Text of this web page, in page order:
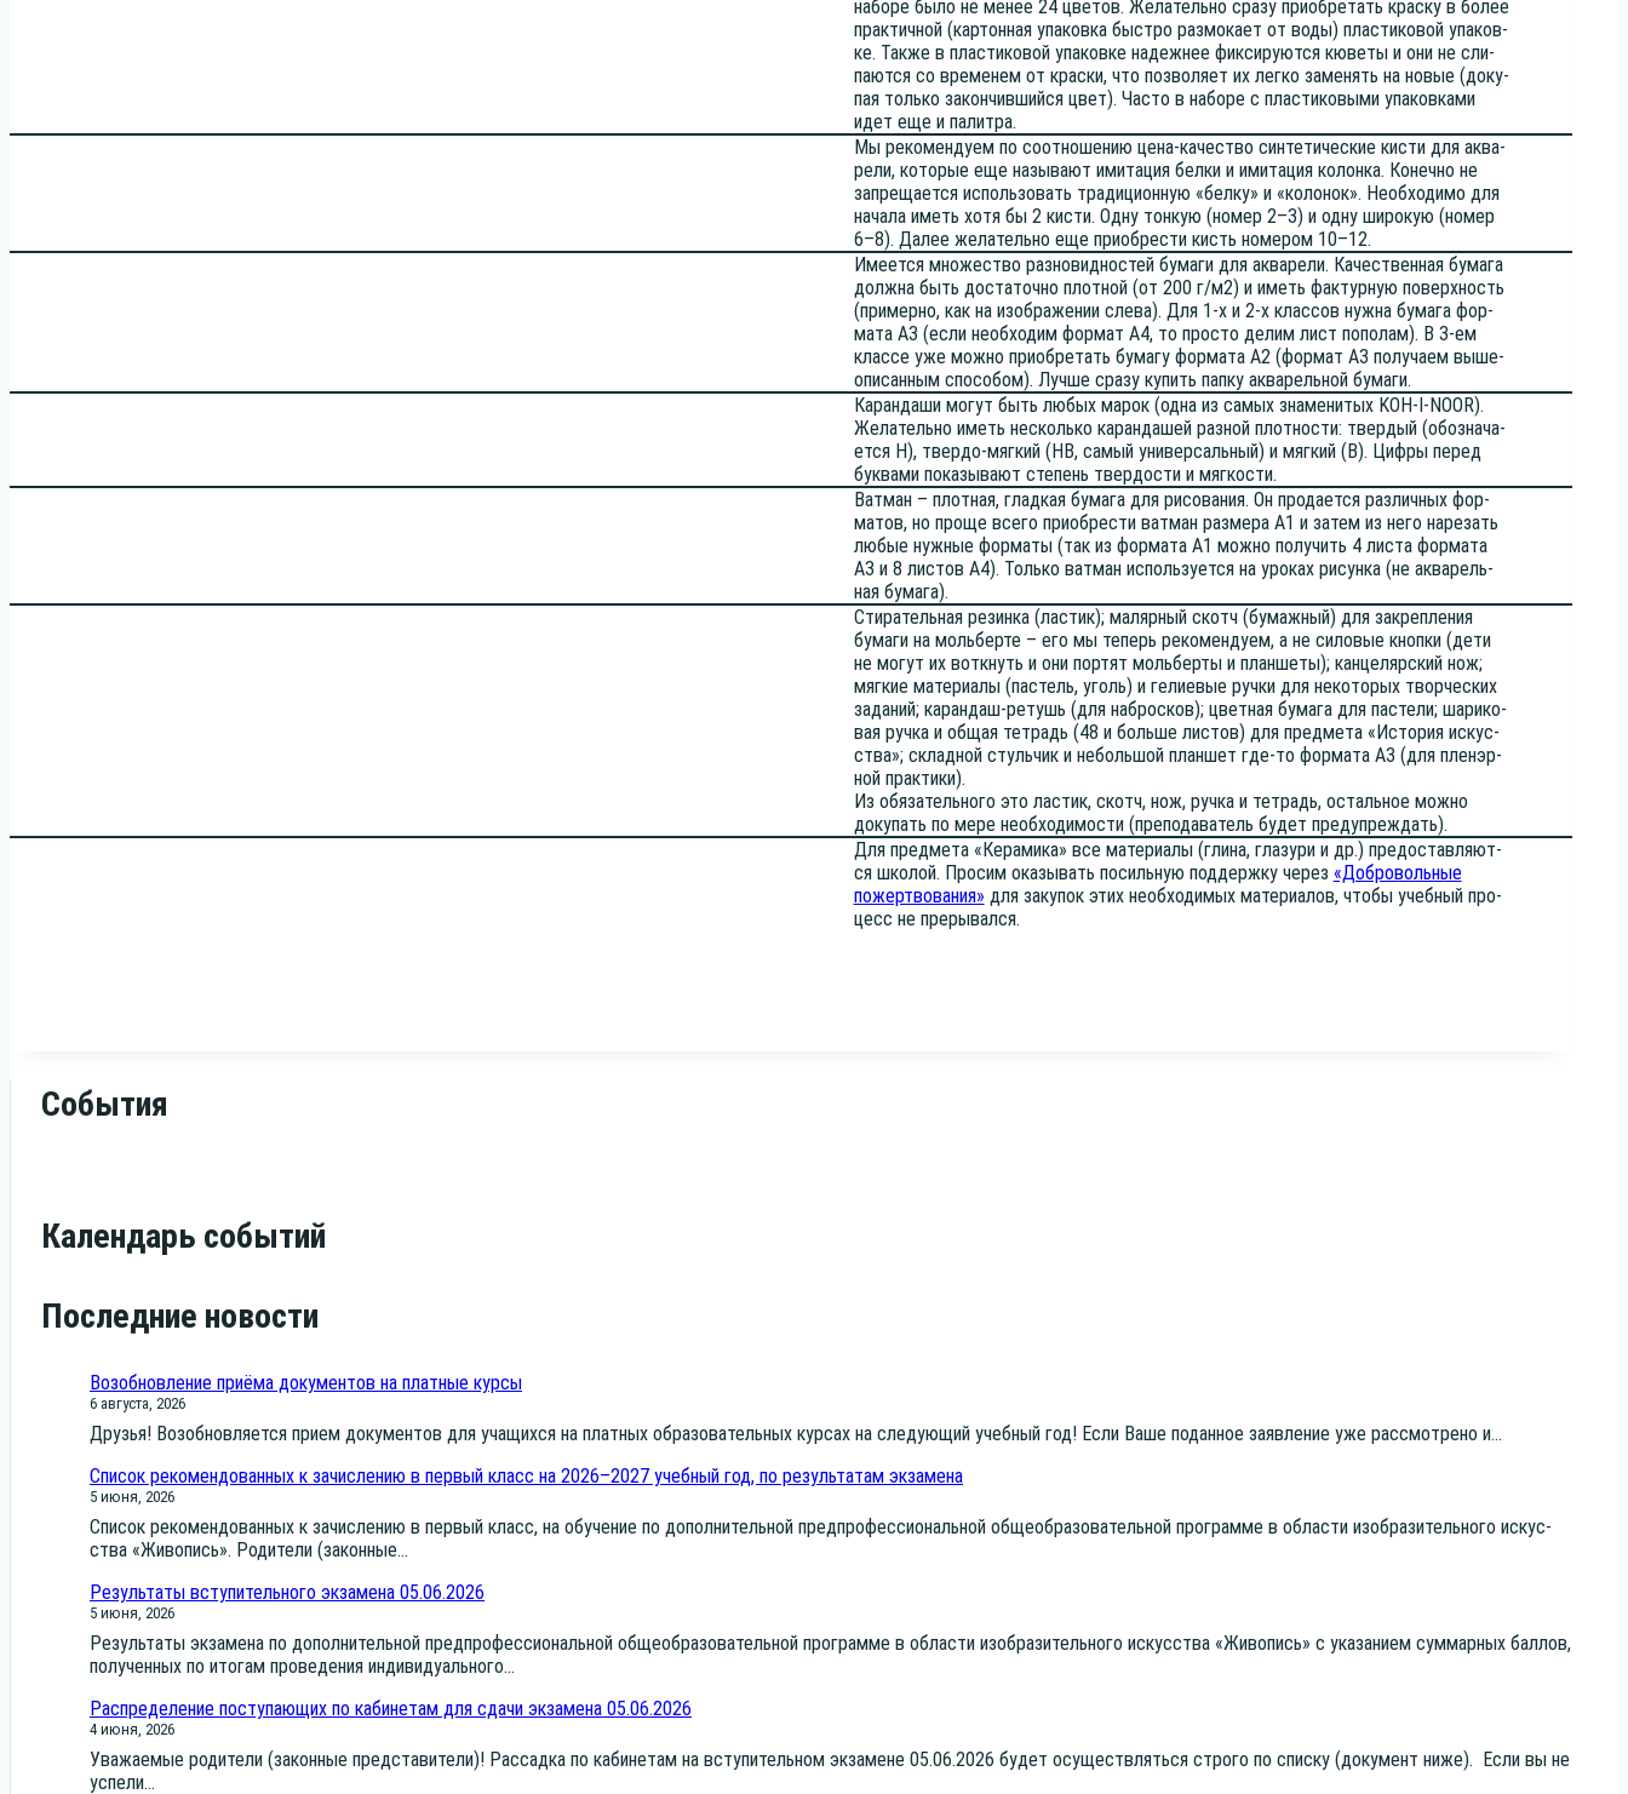
набо­ре было не менее 24 цве­тов. Жела­тель­но сра­зу при­об­ре­тать крас­ку в более
прак­тич­ной (кар­тон­ная упа­ков­ка быст­ро раз­мо­ка­ет от воды) пла­сти­ко­вой упа­ков­
ке. Так­же в пла­сти­ко­вой упа­ков­ке надеж­нее фик­си­ру­ют­ся кюве­ты и они не сли­
па­ют­ся со вре­ме­нем от крас­ки, что поз­во­ля­ет их лег­ко заме­нять на новые (доку­
пая толь­ко закон­чив­ший­ся цвет). Часто в набо­ре с пла­сти­ко­вы­ми упа­ков­ка­ми
идет еще и палитра.
Мы реко­мен­ду­ем по соот­но­ше­нию цена-каче­ство син­те­ти­че­ские кисти для аква­
ре­ли, кото­рые еще назы­ва­ют ими­та­ция бел­ки и ими­та­ция колон­ка. Конеч­но не
запре­ща­ет­ся исполь­зо­вать тра­ди­ци­он­ную «бел­ку» и «коло­нок». Необ­хо­ди­мо для
нача­ла иметь хотя бы 2 кисти. Одну тон­кую (номер 2–3) и одну широ­кую (номер
6–8). Далее жела­тель­но еще при­об­ре­сти кисть номе­ром 10–12.
Име­ет­ся мно­же­ство раз­но­вид­но­стей бума­ги для аква­ре­ли. Каче­ствен­ная бума­га
долж­на быть доста­точ­но плот­ной (от 200 г/м2) и иметь фак­тур­ную поверх­ность
(при­мер­но, как на изоб­ра­же­нии сле­ва). Для 1‑х и 2‑х клас­сов нуж­на бума­га фор­
ма­та А3 (если необ­хо­дим фор­мат А4, то про­сто делим лист попо­лам). В 3‑ем
клас­се уже мож­но при­об­ре­тать бума­гу фор­ма­та А2 (фор­мат А3 полу­ча­ем выше­
опи­сан­ным спо­со­бом). Луч­ше сра­зу купить пап­ку аква­рель­ной бумаги.
Каран­да­ши могут быть любых марок (одна из самых зна­ме­ни­тых KOH-I-NOOR).
Жела­тель­но иметь несколь­ко каран­да­шей раз­ной плот­но­сти: твер­дый (обо­зна­ча­
ет­ся H), твер­до-мяг­кий (HB, самый уни­вер­саль­ный) и мяг­кий (B). Циф­ры перед
бук­ва­ми пока­зы­ва­ют сте­пень твер­до­сти и мягкости.
Ват­ман – плот­ная, глад­кая бума­га для рисо­ва­ния. Он про­да­ет­ся раз­лич­ных фор­
ма­тов, но про­ще все­го при­об­ре­сти ват­ман раз­ме­ра А1 и затем из него наре­зать
любые нуж­ные фор­ма­ты (так из фор­ма­та А1 мож­но полу­чить 4 листа фор­ма­та
А3 и 8 листов А4). Толь­ко ват­ман исполь­зу­ет­ся на уро­ках рисун­ка (не аква­рель­
ная бумага).
Сти­ра­тель­ная резин­ка (ластик); маляр­ный скотч (бумаж­ный) для закреп­ле­ния
бума­ги на моль­бер­те – его мы теперь реко­мен­ду­ем, а не сило­вые кноп­ки (дети
не могут их воткнуть и они пор­тят моль­бер­ты и план­ше­ты); кан­це­ляр­ский нож;
мяг­кие мате­ри­а­лы (пастель, уголь) и гели­е­вые руч­ки для неко­то­рых твор­че­ских
зада­ний; каран­даш-ретушь (для наброс­ков); цвет­ная бума­га для пасте­ли; шари­ко­
вая руч­ка и общая тет­радь (48 и боль­ше листов) для пред­ме­та «Исто­рия искус­
ства»; склад­ной стуль­чик и неболь­шой план­шет где-то фор­ма­та А3 (для пле­нэр­
ной практики).
Из обя­за­тель­но­го это ластик, скотч, нож, руч­ка и тет­радь, осталь­ное мож­но
доку­пать по мере необ­хо­ди­мо­сти (пре­по­да­ва­тель будет предупреждать).
Для пред­ме­та «Кера­ми­ка» все мате­ри­а­лы (гли­на, гла­зу­ри и др.) предо­став­ля­ют­
ся шко­лой. Про­сим ока­зы­вать посиль­ную под­держ­ку через «Доб­ро­воль­ные
пожерт­во­ва­ния» для заку­пок этих необ­хо­ди­мых мате­ри­а­лов, что­бы учеб­ный про­
цесс не прерывался.
События
Календарь событий
Последние новости
Возобновление приёма документов на платные курсы
6 августа, 2026
Дру­зья! Воз­об­нов­ля­ет­ся при­ем доку­мен­тов для уча­щих­ся на плат­ных обра­зо­ва­тель­ных кур­сах на сле­ду­ю­щий учеб­ный год! Если Ваше подан­ное заяв­ле­ние уже рас­смот­ре­но и...
Список рекомендованных к зачислению в первый класс на 2026–2027 учебный год, по результатам экзамена
5 июня, 2026
Спи­сок реко­мен­до­ван­ных к зачис­ле­нию в пер­вый класс, на обу­че­ние по допол­ни­тель­ной пред­про­фес­си­о­наль­ной обще­об­ра­зо­ва­тель­ной про­грам­ме в обла­сти изоб­ра­зи­тель­но­го искус­
ства «Живо­пись». Роди­те­ли (закон­ные...
Результаты вступительного экзамена 05.06.2026
5 июня, 2026
Резуль­та­ты экза­ме­на по допол­ни­тель­ной пред­про­фес­си­о­наль­ной обще­об­ра­зо­ва­тель­ной про­грам­ме в обла­сти изоб­ра­зи­тель­но­го искус­ства «Живо­пись» с ука­за­ни­ем сум­мар­ных бал­лов,
полу­чен­ных по ито­гам про­ве­де­ния инди­ви­ду­аль­но­го...
Распределение поступающих по кабинетам для сдачи экзамена 05.06.2026
4 июня, 2026
Ува­жа­е­мые роди­те­ли (закон­ные пред­ста­ви­те­ли)! Рас­сад­ка по каби­не­там на всту­пи­тель­ном экза­мене 05.06.2026 будет осу­ществ­лять­ся стро­го по спис­ку (доку­мент ниже). Если вы не
успе­ли...